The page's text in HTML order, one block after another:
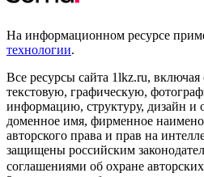
На информационном ресурсе
технологии.
Все ресурсы сайта 1lkz.ru,
текстовую, графическую,
информацию, структуру, дизайн и
доменное имя, фирменное
авторского права и прав на
защищены российским
соглашениями об охране